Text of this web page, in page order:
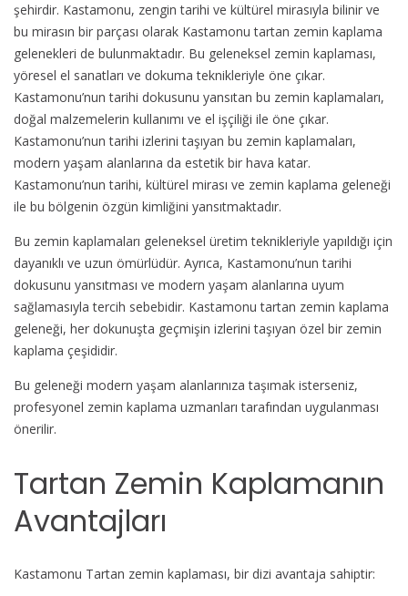
şehirdir. Kastamonu, zengin tarihi ve kültürel mirasıyla bilinir ve
bu mirasın bir parçası olarak Kastamonu tartan zemin kaplama
gelenekleri de bulunmaktadır. Bu geleneksel zemin kaplaması,
yöresel el sanatları ve dokuma teknikleriyle öne çıkar.
Kastamonu’nun tarihi dokusunu yansıtan bu zemin kaplamaları,
doğal malzemelerin kullanımı ve el işçiliği ile öne çıkar.
Kastamonu’nun tarihi izlerini taşıyan bu zemin kaplamaları,
modern yaşam alanlarına da estetik bir hava katar.
Kastamonu’nun tarihi, kültürel mirası ve zemin kaplama geleneği
ile bu bölgenin özgün kimliğini yansıtmaktadır.
Bu zemin kaplamaları geleneksel üretim teknikleriyle yapıldığı için
dayanıklı ve uzun ömürlüdür. Ayrıca, Kastamonu’nun tarihi
dokusunu yansıtması ve modern yaşam alanlarına uyum
sağlamasıyla tercih sebebidir. Kastamonu tartan zemin kaplama
geleneği, her dokunuşta geçmişin izlerini taşıyan özel bir zemin
kaplama çeşididir.
Bu geleneği modern yaşam alanlarınıza taşımak isterseniz,
profesyonel zemin kaplama uzmanları tarafından uygulanması
önerilir.
Tartan Zemin Kaplamanın
Avantajları
Kastamonu Tartan zemin kaplaması, bir dizi avantaja sahiptir: